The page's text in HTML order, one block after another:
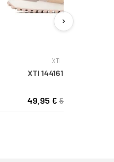
XTI
XTI 144161 BEIGE
49,95 € 59,95 €
chevron_right